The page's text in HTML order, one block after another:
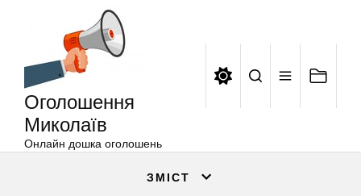
Оголошення
Миколаїв
Онлайн дошка оголошень
ЗМІСТ